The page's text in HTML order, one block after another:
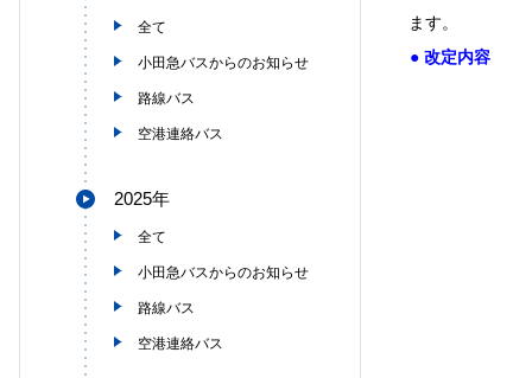
ます。
● 改定内容
全て
小田急バスからのお知らせ
路線バス
空港連絡バス
2025年
全て
小田急バスからのお知らせ
路線バス
空港連絡バス